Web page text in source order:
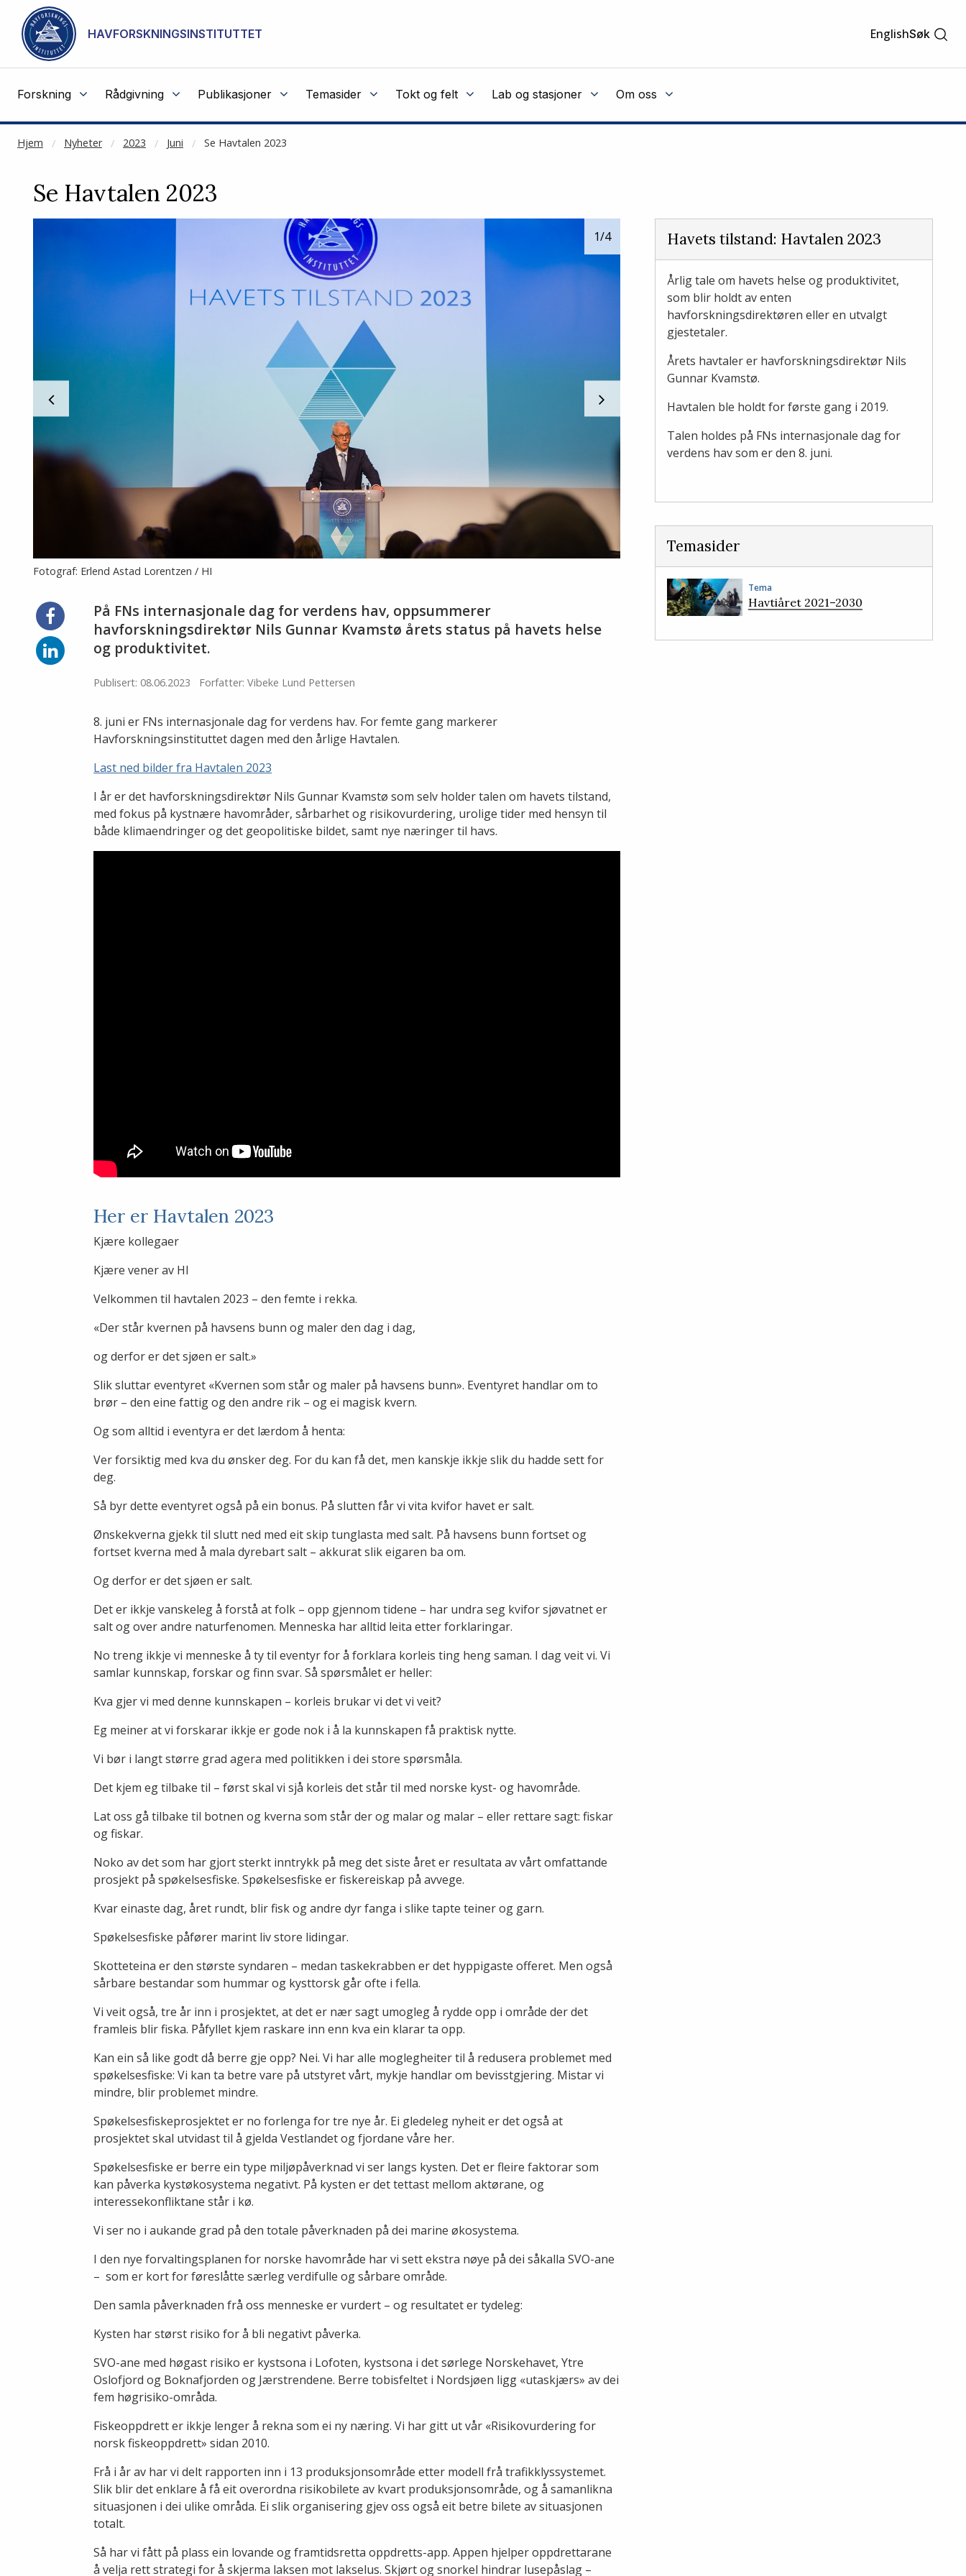
Gå til hovedinnhold
HAVFORSKNINGSINSTITUTTET EnglishSøk
Forskning Rådgivning Publikasjoner Temasider Tokt og felt Lab og stasjoner Om oss
Hjem Nyheter 2023 Juni Se Havtalen 2023
NOT CACHED
Se Havtalen 2023
Fotograf: Erlend Astad Lorentzen / HI
1/4
På FNs internasjonale dag for verdens hav, oppsummerer
havforskningsdirektør Nils Gunnar Kvamstø årets status på havets helse
og produktivitet.
Publisert: 08.06.2023 Forfatter: Vibeke Lund Pettersen
8. juni er FNs internasjonale dag for verdens hav. For femte gang markerer
Havforskningsinstituttet dagen med den årlige Havtalen.
Last ned bilder fra Havtalen 2023
I år er det havforskningsdirektør Nils Gunnar Kvamstø som selv holder talen om havets tilstand,
med fokus på kystnære havområder, sårbarhet og risikovurdering, urolige tider med hensyn til
både klimaendringer og det geopolitiske bildet, samt nye næringer til havs.
Her er Havtalen 2023
Kjære kollegaer
Kjære vener av HI
Velkommen til havtalen 2023 – den femte i rekka.
«Der står kvernen på havsens bunn og maler den dag i dag,
og derfor er det sjøen er salt.»
Slik sluttar eventyret «Kvernen som står og maler på havsens bunn». Eventyret handlar om to
brør – den eine fattig og den andre rik – og ei magisk kvern.
Og som alltid i eventyra er det lærdom å henta:
Ver forsiktig med kva du ønsker deg. For du kan få det, men kanskje ikkje slik du hadde sett for
deg.
Så byr dette eventyret også på ein bonus. På slutten får vi vita kvifor havet er salt.
Ønskekverna gjekk til slutt ned med eit skip tunglasta med salt. På havsens bunn fortset og
fortset kverna med å mala dyrebart salt – akkurat slik eigaren ba om.
Og derfor er det sjøen er salt.
Det er ikkje vanskeleg å forstå at folk – opp gjennom tidene – har undra seg kvifor sjøvatnet er
salt og over andre naturfenomen. Menneska har alltid leita etter forklaringar.
No treng ikkje vi menneske å ty til eventyr for å forklara korleis ting heng saman. I dag veit vi. Vi
samlar kunnskap, forskar og finn svar. Så spørsmålet er heller:
Kva gjer vi med denne kunnskapen – korleis brukar vi det vi veit?
Eg meiner at vi forskarar ikkje er gode nok i å la kunnskapen få praktisk nytte.
Vi bør i langt større grad agera med politikken i dei store spørsmåla.
Det kjem eg tilbake til – først skal vi sjå korleis det står til med norske kyst- og havområde.
Lat oss gå tilbake til botnen og kverna som står der og malar og malar – eller rettare sagt: fiskar
og fiskar.
Noko av det som har gjort sterkt inntrykk på meg det siste året er resultata av vårt omfattande
prosjekt på spøkelsesfiske. Spøkelsesfiske er fiskereiskap på avvege.
Kvar einaste dag, året rundt, blir fisk og andre dyr fanga i slike tapte teiner og garn.
Spøkelsesfiske påfører marint liv store lidingar.
Skotteteina er den største syndaren – medan taskekrabben er det hyppigaste offeret. Men også
sårbare bestandar som hummar og kysttorsk går ofte i fella.
Vi veit også, tre år inn i prosjektet, at det er nær sagt umogleg å rydde opp i område der det
framleis blir fiska. Påfyllet kjem raskare inn enn kva ein klarar ta opp.
Kan ein så like godt då berre gje opp? Nei. Vi har alle moglegheiter til å redusera problemet med
spøkelsesfiske: Vi kan ta betre vare på utstyret vårt, mykje handlar om bevisstgjering. Mistar vi
mindre, blir problemet mindre.
Spøkelsesfiskeprosjektet er no forlenga for tre nye år. Ei gledeleg nyheit er det også at
prosjektet skal utvidast til å gjelda Vestlandet og fjordane våre her.
Spøkelsesfiske er berre ein type miljøpåverknad vi ser langs kysten. Det er fleire faktorar som
kan påverka kystøkosystema negativt. På kysten er det tettast mellom aktørane, og
interessekonfliktane står i kø.
Vi ser no i aukande grad på den totale påverknaden på dei marine økosystema.
I den nye forvaltingsplanen for norske havområde har vi sett ekstra nøye på dei såkalla SVO-ane
– som er kort for føreslåtte særleg verdifulle og sårbare område.
Den samla påverknaden frå oss menneske er vurdert – og resultatet er tydeleg:
Kysten har størst risiko for å bli negativt påverka.
SVO-ane med høgast risiko er kystsona i Lofoten, kystsona i det sørlege Norskehavet, Ytre
Oslofjord og Boknafjorden og Jærstrendene. Berre tobisfeltet i Nordsjøen ligg «utaskjærs» av dei
fem høgrisiko-områda.
Fiskeoppdrett er ikkje lenger å rekna som ei ny næring. Vi har gitt ut vår «Risikovurdering for
norsk fiskeoppdrett» sidan 2010.
Frå i år av har vi delt rapporten inn i 13 produksjonsområde etter modell frå trafikklyssystemet.
Slik blir det enklare å få eit overordna risikobilete av kvart produksjonsområde, og å samanlikna
situasjonen i dei ulike områda. Ei slik organisering gjev oss også eit betre bilete av situasjonen
totalt.
Så har vi fått på plass ein lovande og framtidsretta oppdretts-app. Appen hjelper oppdrettarane
å velja rett strategi for å skjerma laksen mot lakselus. Skjørt og snorkel hindrar lusepåslag –
Del
på
Facebook
Del
på
LinkedIn
Havets tilstand: Havtalen 2023
Årlig tale om havets helse og produktivitet,
som blir holdt av enten
havforskningsdirektøren eller en utvalgt
gjestetaler.
Årets havtaler er havforskningsdirektør Nils
Gunnar Kvamstø.
Havtalen ble holdt for første gang i 2019.
Talen holdes på FNs internasjonale dag for
verdens hav som er den 8. juni.
Temasider
Tema
Havtiåret 2021–2030